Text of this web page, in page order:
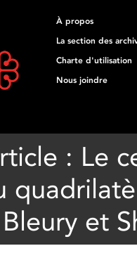
À propos
La section des
Charte d'utilisation
Nous joindre
: Le
et